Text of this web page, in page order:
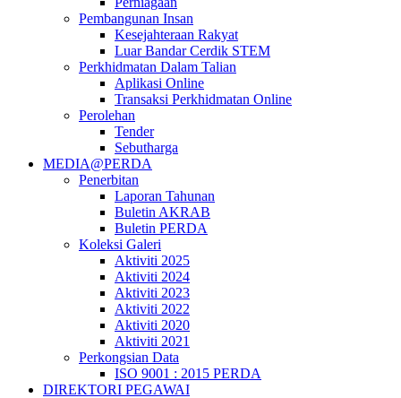
Pembangunan Insan
Kesejahteraan Rakyat
Luar Bandar Cerdik STEM
Perkhidmatan Dalam Talian
Aplikasi Online
Transaksi Perkhidmatan Online
Perolehan
Tender
Sebutharga
MEDIA@PERDA
Penerbitan
Laporan Tahunan
Buletin AKRAB
Buletin PERDA
Koleksi Galeri
Aktiviti 2025
Aktiviti 2024
Aktiviti 2023
Aktiviti 2022
Aktiviti 2020
Aktiviti 2021
Perkongsian Data
ISO 9001 : 2015 PERDA
DIREKTORI PEGAWAI